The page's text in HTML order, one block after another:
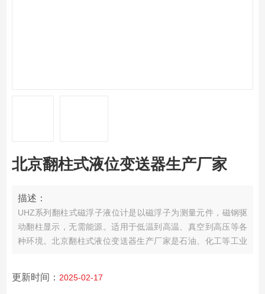
北京翻柱式液位变送器生产厂家
描述：
UHZ系列翻柱式磁浮子液位计是以磁浮子为测量元件，磁钢驱
动翻柱显示，无需能源。适用于低温到高温、真空到高压等各
种环境。北京翻柱式液位变送器生产厂家是石油、化工等工业
更新时间： 2025-02-17